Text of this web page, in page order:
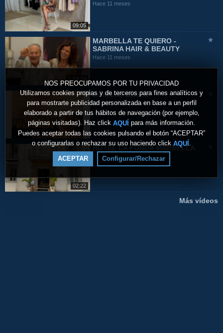
NOS PREOCUPAMOS POR TU PRIVACIDAD
Utilizamos cookies propias y de terceros para fines analíticos y
para mostrarte publicidad personalizada en base a un perfil
elaborado a partir de tus hábitos de navegación (por ejemplo,
páginas visitadas). Haz click AQUÍ para más información.
Puedes aceptar todas las cookies pulsando el botón “ACEPTAR”
o configurarlas o rechazar su uso haciendo click AQUÍ
ACEPTAR Configurar/Rechazar
09:05
Hace 11 meses
MARBELLA TE QUIERO -
SABRINA HAIR & BEAUTY
Hace 11 meses
La Masai Blanca
Hace 11 meses
02:22
HOTEL LA FONDA MARBELLA
Hace un año
Más vídeos